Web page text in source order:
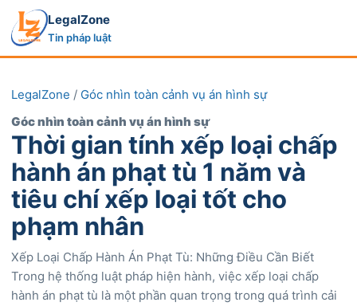
LegalZone
Tin pháp luật
LegalZone / Góc nhìn toàn cảnh vụ án hình sự
Góc nhìn toàn cảnh vụ án hình sự
Thời gian tính xếp loại chấp
hành án phạt tù 1 năm và
tiêu chí xếp loại tốt cho
phạm nhân
Xếp Loại Chấp Hành Án Phạt Tù: Những Điều Cần Biết
Trong hệ thống luật pháp hiện hành, việc xếp loại chấp
hành án phạt tù là một phần quan trọng trong quá trình cải